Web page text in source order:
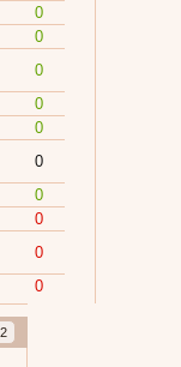
0
0
0
0
0
0
0
0
0
0
2